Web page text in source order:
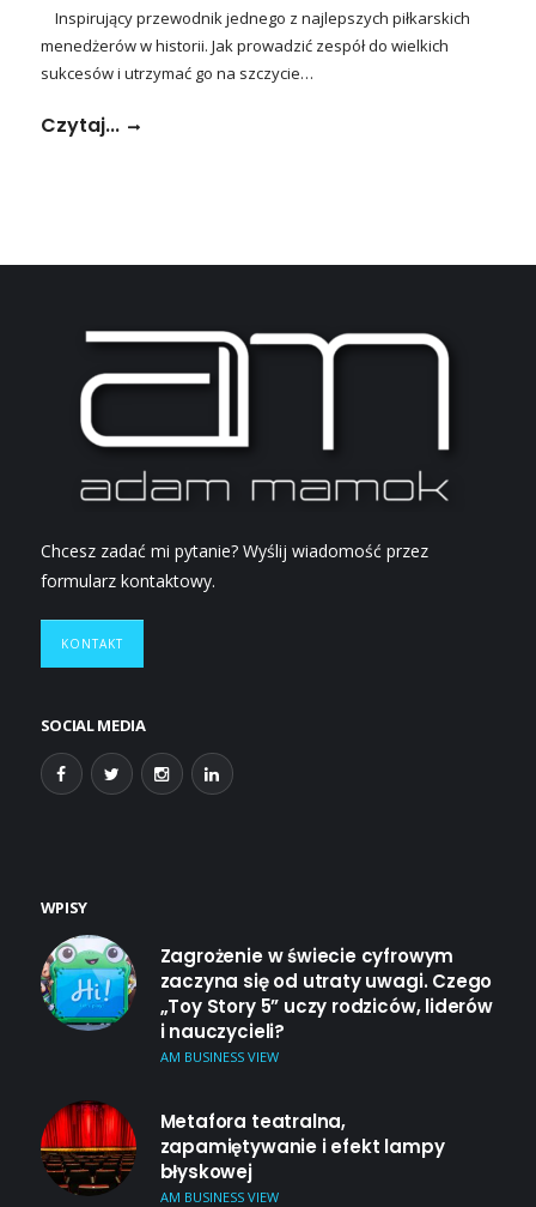
Inspirujący przewodnik jednego z najlepszych piłkarskich
menedżerów w historii. Jak prowadzić zespół do wielkich
sukcesów i utrzymać go na szczycie…
Czytaj...
Chcesz zadać mi pytanie? Wyślij wiadomość przez
formularz kontaktowy.
KONTAKT
SOCIAL MEDIA
WPISY
Zagrożenie w świecie cyfrowym
zaczyna się od utraty uwagi. Czego
„Toy Story 5” uczy rodziców, liderów
i nauczycieli?
AM BUSINESS VIEW
Metafora teatralna,
zapamiętywanie i efekt lampy
błyskowej
AM BUSINESS VIEW